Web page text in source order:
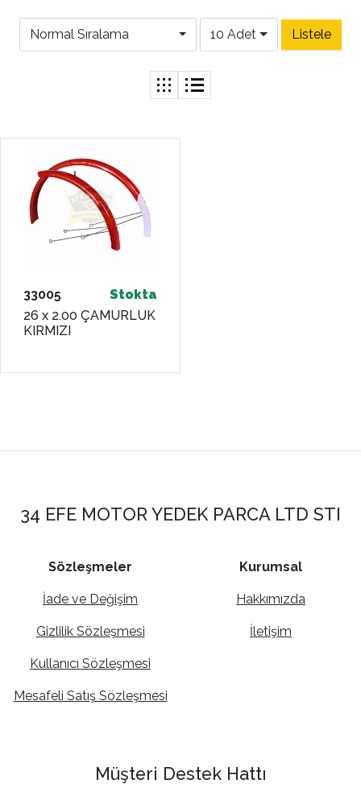
Normal Sıralama 10 Adet
33005
Stokta
26 x 2.00 ÇAMURLUK
KIRMIZI
34 EFE MOTOR YEDEK PARCA LTD STI
Sözleşmeler
İade ve Değişim
Gizlilik Sözleşmesi
Kullanıcı Sözleşmesi
Mesafeli Satış Sözleşmesi
Kurumsal
Hakkımızda
İletişim
Müşteri Destek Hattı